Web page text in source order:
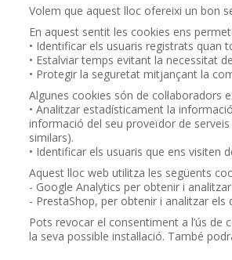
Volem que aquest lloc ofereixi un bon
En aquest sentit les cookies ens
• Identificar els usuaris registrats quan
• Estalviar temps evitant la necessitat
• Protegir la seguretat mitjançant la
Algunes cookies són de col·laboradors
• Analitzar estadísticament la
informació del seu proveïdor de
similars).
• Identificar els usuaris que ens visiten
Aquest lloc web utilitza les següents
- Google Analytics per obtenir i
- PrestaShop, per obtenir i analitzar
Pots revocar el consentiment a l’ús
la seva possible instal·lació. També